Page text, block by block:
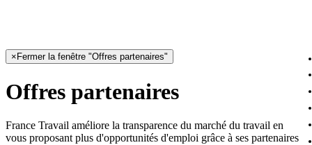
× Fermer la fenêtre "Offres partenaires"
Offres partenaires
France Travail améliore la transparence du marché du travail en
vous proposant plus d'opportunités d'emploi grâce à ses partenaires